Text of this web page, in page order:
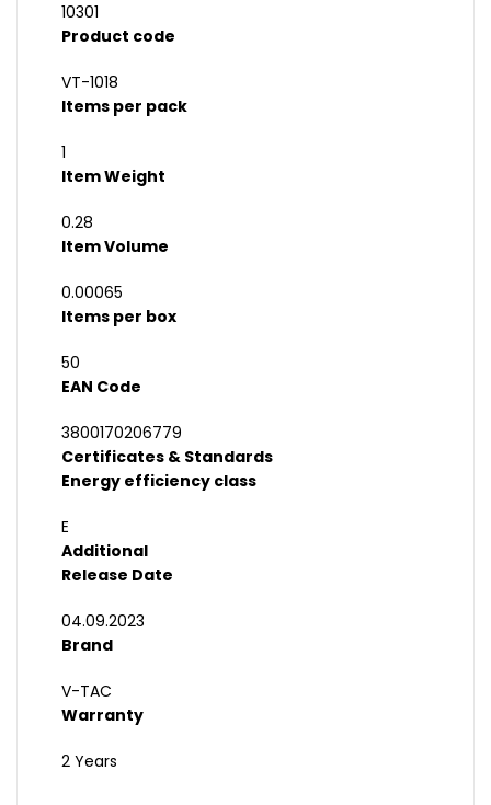
10301
Product code
VT-1018
Items per pack
1
Item Weight
0.28
Item Volume
0.00065
Items per box
50
EAN Code
3800170206779
Certificates & Standards
Energy efficiency class
E
Additional
Release Date
04.09.2023
Brand
V-TAC
Warranty
2 Years